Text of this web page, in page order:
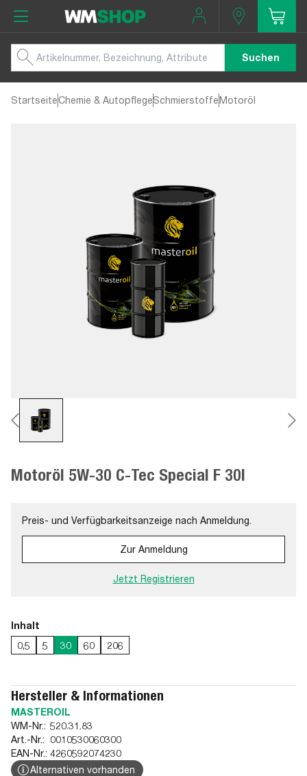
Suchen
StartseiteChemie & AutopflegeSchmierstoffeMotoröl
Motoröl 5W-30 C-Tec Special F 30l
Preis- und Verfügbarkeitsanzeige nach Anmeldung.
Zur Anmeldung
Jetzt Registrieren
Inhalt
0,5
5 30 60 206
Hersteller & Informationen
MASTEROIL
WM-Nr.: 520.31.83
Art.-Nr.: 0010530060300
EAN-Nr.: 4260592074230
Alternativen vorhanden